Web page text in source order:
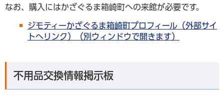
なお、購入にはかざぐるま箱崎町への来館が必要です。
ジモティーかざぐるま箱崎町プロフィール（外部サイ
トへリンク）（別ウィンドウで開きます）
不用品交換情報掲示板